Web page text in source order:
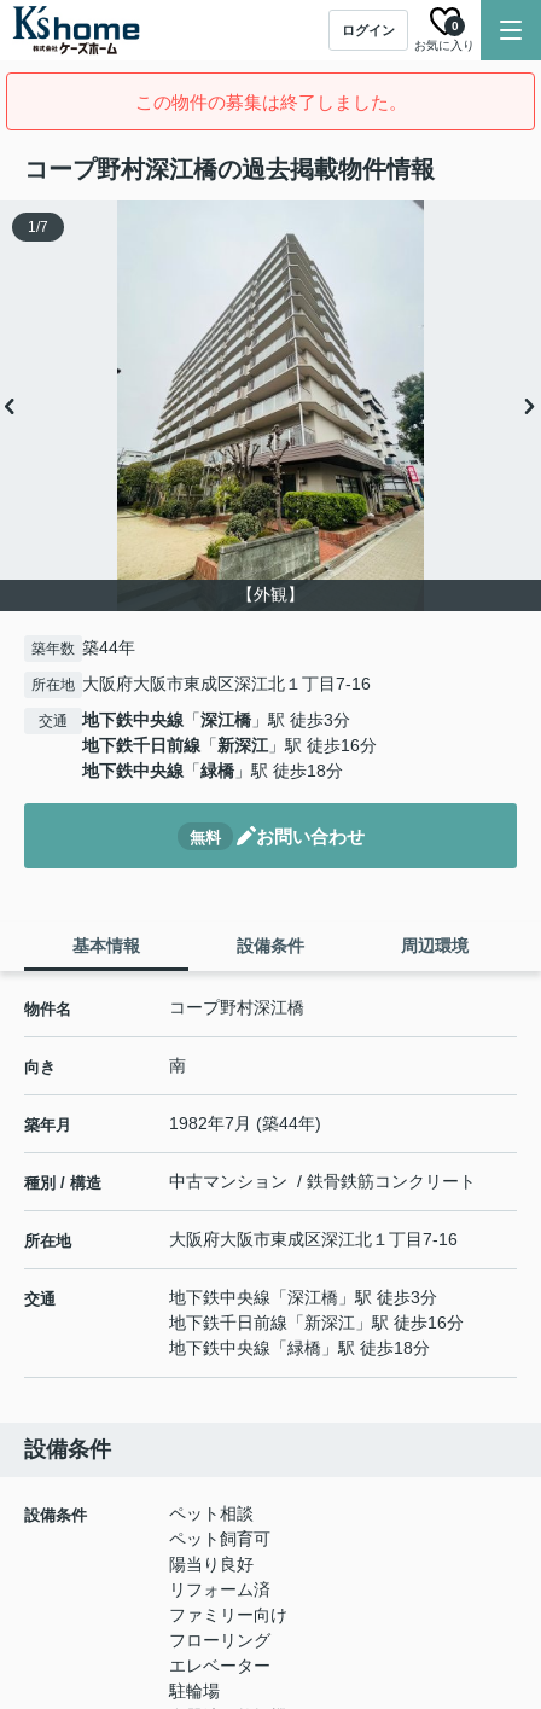
ログイン
お気に入り
0
この物件の募集は終了しました。
コープ野村深江橋の過去掲載物件情報
【外観】
1/7
築年数 築44年
所在地 大阪府大阪市東成区深江北１丁目7-16
交通 地下鉄中央線 「深江橋 」駅 徒歩3分
地下鉄千日前線 「新深江」駅 徒歩16分
地下鉄中央線 「緑橋 」駅 徒歩18分
無料 お問い合わせ
基本情報 設備条件 周辺環境
物件名 コープ野村深江橋
向き 南
築年月 1982年7月 (築44年)
種別 / 構造 中古マンション / 鉄骨鉄筋コンクリート
所在地 大阪府大阪市東成区深江北１丁目7-16
交通 地下鉄中央線 「深江橋 」駅 徒歩3分
地下鉄千日前線 「新深江 」駅 徒歩16分
地下鉄中央線 「緑橋 」駅 徒歩18分
設備条件
設備条件
ペット相談
ペット飼育可
陽当り良好
リフォーム済
ファミリー向け
フローリング
エレベーター
駐輪場